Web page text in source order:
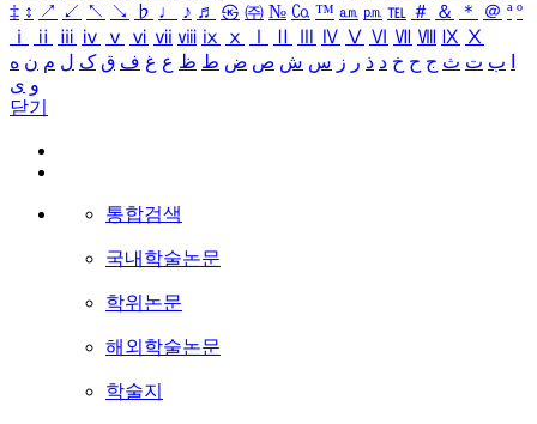
‡ ↕ ↗ ↙ ↖ ↘ ♭ ♩ ♪ ♬ ㉿ ㈜ № ㏇ ™ ㏂ ㏘ ℡ ＃ ＆ ＊ ＠ ª º
ⅰ
ⅱ ⅲ ⅳ ⅴ ⅵ ⅶ ⅷ ⅸ ⅹ Ⅳ Ⅴ Ⅵ Ⅶ Ⅷ Ⅸ Ⅹ
ب ت ث ج ح خ د ذ ر ز س ش ص ض ط ظ ع غ ف ق ک ل م ن ه
و ی
닫기
통합검색
국내학술논문
학위논문
해외학술논문
학술지